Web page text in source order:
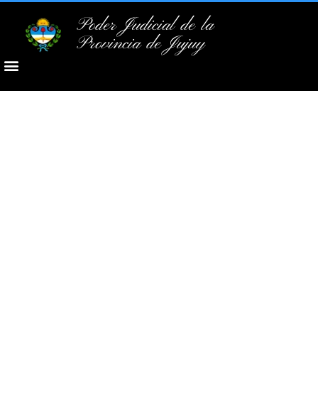
Poder Judicial de la
Provincia de Jujuy